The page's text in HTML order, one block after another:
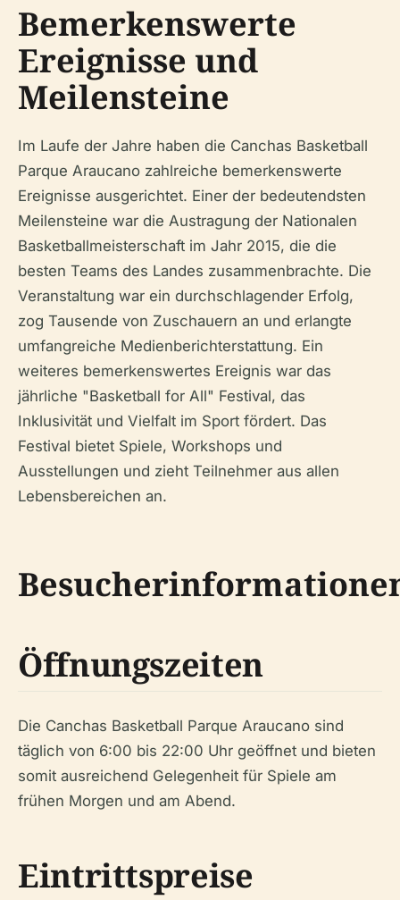
Bemerkenswerte
Ereignisse und
Meilensteine
Im Laufe der Jahre haben die Canchas Basketball
Parque Araucano zahlreiche bemerkenswerte
Ereignisse ausgerichtet. Einer der bedeutendsten
Meilensteine war die Austragung der Nationalen
Basketballmeisterschaft im Jahr 2015, die die
besten Teams des Landes zusammenbrachte. Die
Veranstaltung war ein durchschlagender Erfolg,
zog Tausende von Zuschauern an und erlangte
umfangreiche Medienberichterstattung. Ein
weiteres bemerkenswertes Ereignis war das
jährliche "Basketball for All" Festival, das
Inklusivität und Vielfalt im Sport fördert. Das
Festival bietet Spiele, Workshops und
Ausstellungen und zieht Teilnehmer aus allen
Lebensbereichen an.
Öffnungszeiten
Die Canchas Basketball Parque Araucano sind
täglich von 6:00 bis 22:00 Uhr geöffnet und bieten
somit ausreichend Gelegenheit für Spiele am
frühen Morgen und am Abend.
Eintrittspreise